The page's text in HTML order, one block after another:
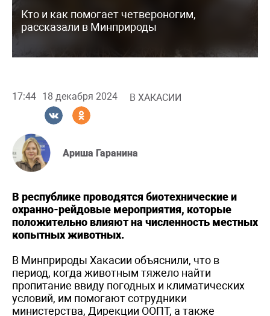
Кто и как помогает четвероногим,
рассказали в Минприроды
17:44 18 декабря 2024 В ХАКАСИИ
Ариша Гаранина
В республике проводятся биотехнические и
охранно-рейдовые мероприятия, которые
положительно влияют на численность местных
копытных животных.
В Минприроды Хакасии объяснили, что в
период, когда животным тяжело найти
пропитание ввиду погодных и климатических
условий, им помогают сотрудники
министерства, Дирекции ООПТ, а также